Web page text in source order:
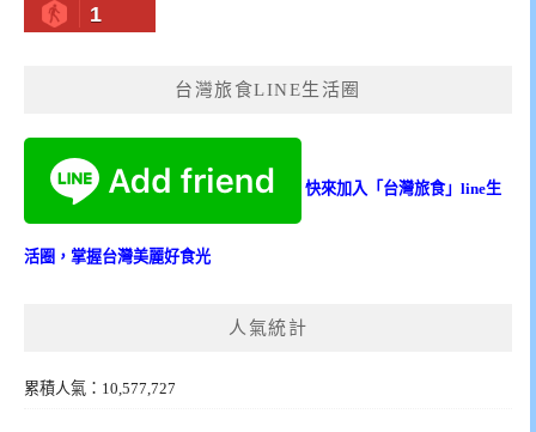
1
台灣旅食LINE生活圈
快來加入「台灣旅食」line生
活圈，掌握台灣美麗好食光
人氣統計
累積人氣：10,577,727